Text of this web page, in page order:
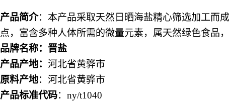
产品简介：本产品采取天然日晒海盐精心筛选加工而
点，富含多种人体所需的微量元素，属天然绿色食品
品牌名称：晋盐
产品产地： 河北省黄骅市
原料产地：河北省黄骅市
产品标准代码： ny/t1040